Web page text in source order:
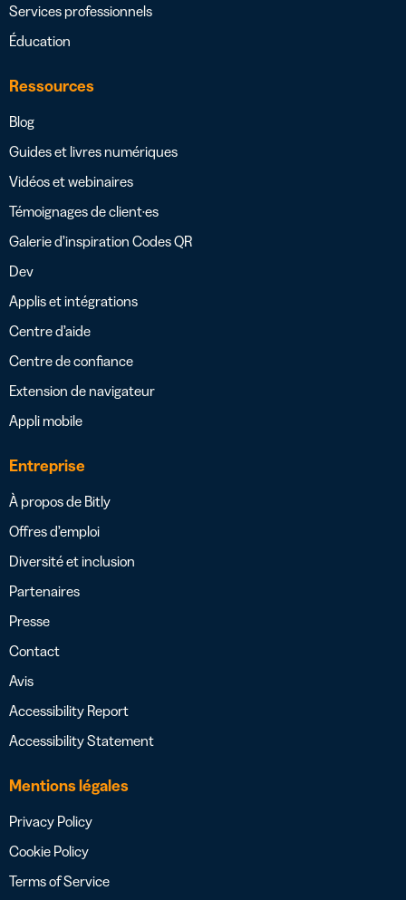
Services professionnels
Éducation
Ressources
Blog
Guides et livres numériques
Vidéos et webinaires
Témoignages de client·es
Galerie d’inspiration Codes QR
Dev
Applis et intégrations
Centre d’aide
Centre de confiance
Extension de navigateur
Appli mobile
Entreprise
À propos de Bitly
Offres d’emploi
Diversité et inclusion
Partenaires
Presse
Contact
Avis
Accessibility Report
Accessibility Statement
Mentions légales
Privacy Policy
Cookie Policy
Terms of Service